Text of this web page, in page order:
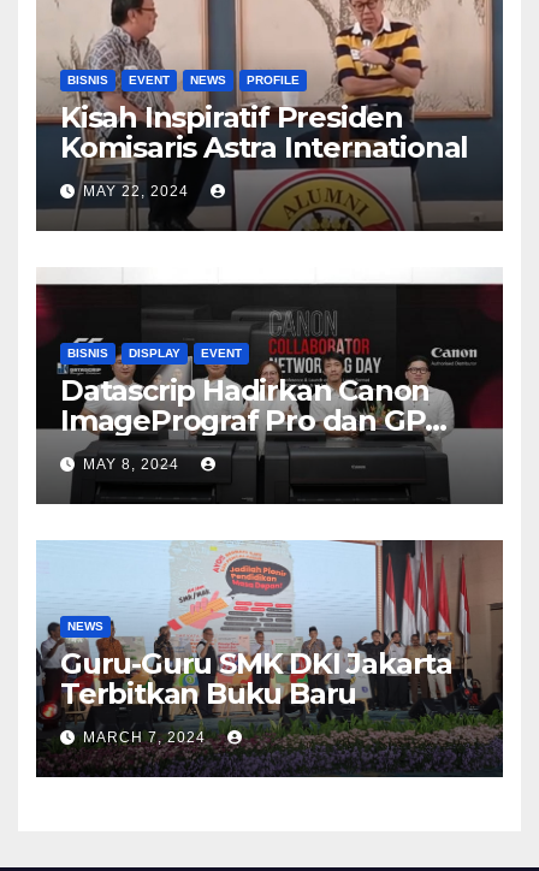
BISNIS EVENT NEWS PROFILE
Kisah Inspiratif Presiden
Komisaris Astra International
MAY 22, 2024
BISNIS DISPLAY EVENT
Datascrip Hadirkan Canon
ImagePrograf Pro dan GP
Series
MAY 8, 2024
NEWS
Guru-Guru SMK DKI Jakarta
Terbitkan Buku Baru
MARCH 7, 2024